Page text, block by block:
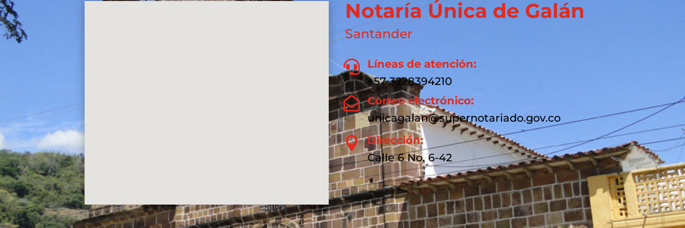
Notaría Única de Galán
Santander

Líneas de atención:
+57 3228394210
 Correo electrónico:
unicagalan@supernotariado.gov.co
 Dirección:
Calle 6 No. 6-42